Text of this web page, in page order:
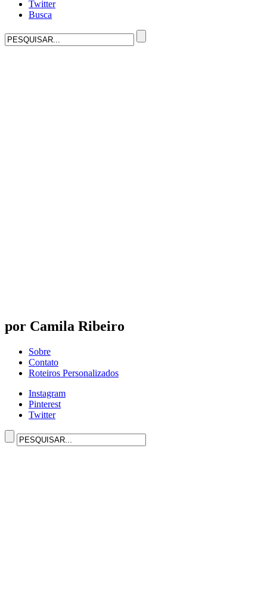
Twitter
Busca
por Camila Ribeiro
Sobre
Contato
Roteiros Personalizados
Instagram
Pinterest
Twitter